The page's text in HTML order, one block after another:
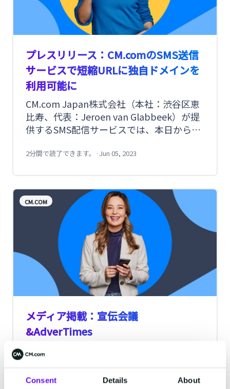
Consent Details About
プレスリリース：CM.comのSMS送信
サービスで短縮URLに独自ドメインを
利用可能に
CM.com Japan株式会社（本社：渋谷区恵
比寿、代表：Jeroen van Glabbeek）が提
供するSMS配信サービスでは、本日から
をお知らせいたします。これにより、当社
を任意のものに設定することが可能になり
ました。
2分間で読了できます。 · Jun 05, 2023
CM.COM
メディア掲載：宣伝会議
&AdverTimes
宣伝会議紙面およびAdverTimes様にて、
ングDX～CM.comが考えるデータ利活用の